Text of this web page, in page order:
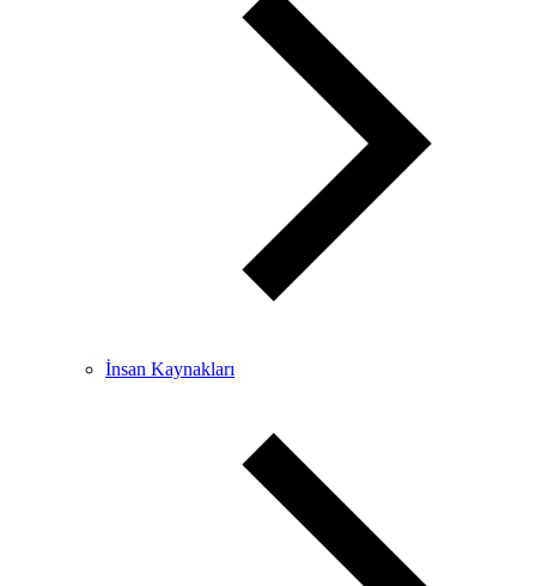
İnsan Kaynakları